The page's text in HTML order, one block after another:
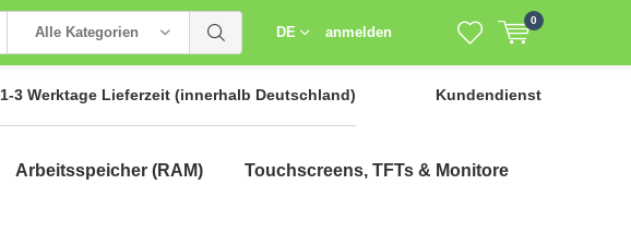
Alle Kategorien DE anmelden
0
1-3 Werktage Lieferzeit (innerhalb Deutschland) Kundendienst
Arbeitsspeicher (RAM) Touchscreens, TFTs & Monitore